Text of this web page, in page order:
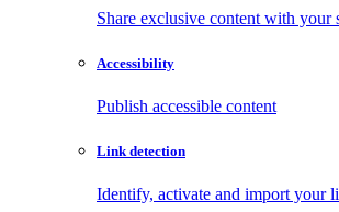
Share exclusive content with your
Accessibility
Publish accessible content
Link detection
Identify, activate and import your